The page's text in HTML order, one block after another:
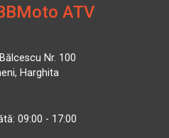
ATV
Nr. 100
Harghita
09:00 - 17:00